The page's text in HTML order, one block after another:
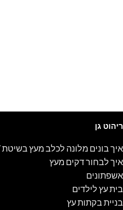
ריהוט גן
איך בונים מלונה לכלב מעץ בשיטת DIY
איך לבחור דקים מעץ
אשפתונים
בית עץ לילדים
בניית בקתות עץ